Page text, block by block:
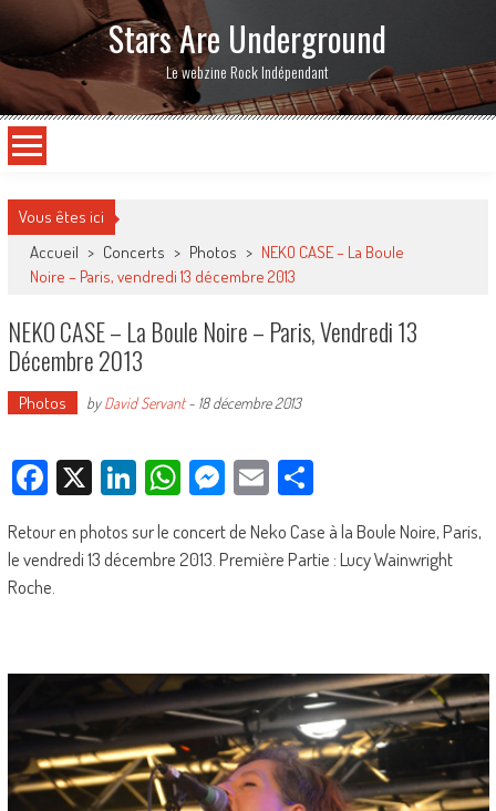
Stars Are Underground
Le webzine Rock Indépendant
Vous êtes ici
Accueil > Concerts > Photos > NEKO CASE – La Boule
Noire – Paris, vendredi 13 décembre 2013
NEKO CASE – La Boule Noire – Paris, Vendredi 13
Décembre 2013
Photos byDavid Servant- 18 décembre 2013
Facebook
X LinkedIn
WhatsApp
Messenger
EmailPartager
Retour en photos sur le concert de Neko Case à la Boule Noire, Paris,
le vendredi 13 décembre 2013. Première Partie : Lucy Wainwright
Roche.